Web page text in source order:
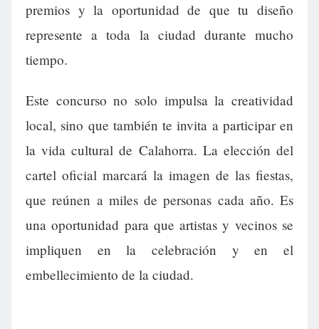
premios y la oportunidad de que tu diseño
represente a toda la ciudad durante mucho
tiempo.
Este concurso no solo impulsa la creatividad
local, sino que también te invita a participar en
la vida cultural de Calahorra. La elección del
cartel oficial marcará la imagen de las fiestas,
que reúnen a miles de personas cada año. Es
una oportunidad para que artistas y vecinos se
impliquen en la celebración y en el
embellecimiento de la ciudad.